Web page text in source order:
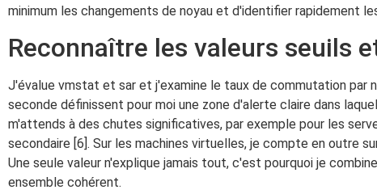
minimum les changements de noyau et d'identifier rapidement
Reconnaître les valeurs seuils
J'évalue vmstat et sar et j'examine le taux de commutation par
seconde définissent pour moi une zone d'alerte claire dans
m'attends à des chutes significatives, par exemple pour les
secondaire [6]. Sur les machines virtuelles, je compte en outre
Une seule valeur n'explique jamais tout, c'est pourquoi je combine
ensemble cohérent.